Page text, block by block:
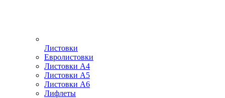
Листовки
Евролистовки
Листовки А4
Листовки А5
Листовки А6
Лифлеты